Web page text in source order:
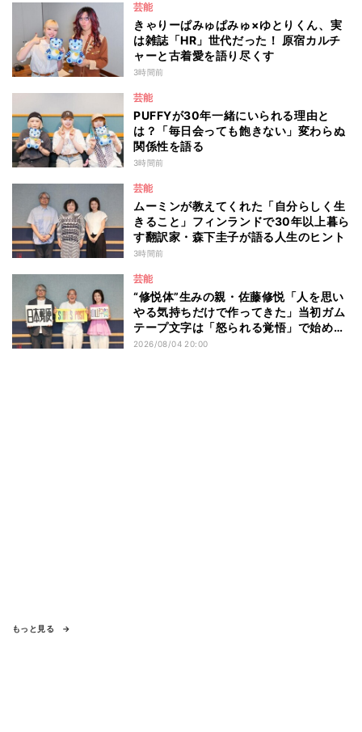
芸能
きゃりーぱみゅぱみゅ×ゆとりくん、実
は雑誌「HR」世代だった！ 原宿カルチ
ャーと古着愛を語り尽くす
3時間前
芸能
PUFFYが30年一緒にいられる理由と
は？「毎日会っても飽きない」変わらぬ
関係性を語る
3時間前
芸能
ムーミンが教えてくれた「自分らしく生
きること」フィンランドで30年以上暮ら
す翻訳家・森下圭子が語る人生のヒント
3時間前
芸能
“修悦体”生みの親・佐藤修悦「人を思い
やる気持ちだけで作ってきた」当初ガム
テープ文字は「怒られる覚悟」で始め
た？
2026/08/04 20:00
もっと見る